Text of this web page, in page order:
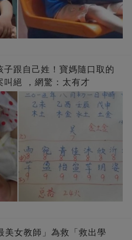
跟自己姓！寶媽隨口取的
叫絕 ，網驚：太有才
美女教師」為救「救出學